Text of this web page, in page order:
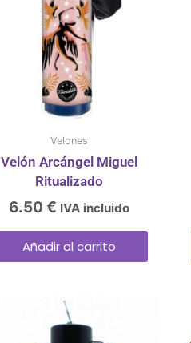
Velones
Velón Arcángel Miguel
Ritualizado
6.50 € IVA incluido
Añadir al carrito